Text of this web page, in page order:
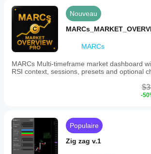
Nouveau
MARCs
MARCs Multi-timeframe market dashboard
RSI context, sessions, presets and optional
-
Populaire
Zig zag v.1